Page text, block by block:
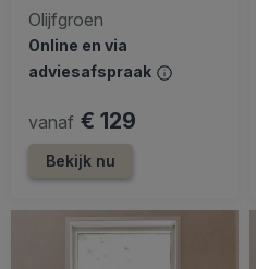
Olijfgroen
Online en via
adviesafspraak
vanaf € 129
Bekijk nu